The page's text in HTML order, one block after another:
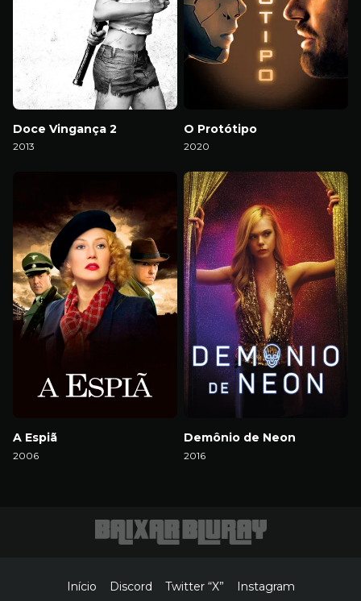
Doce Vingança 2
2013
O Protótipo
2020
A Espiã
2006
Demônio de Neon
2016
Início Discord Twitter “X” Instagram